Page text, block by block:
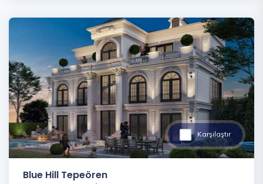
Karşılaştır
Blue Hill Tepeören